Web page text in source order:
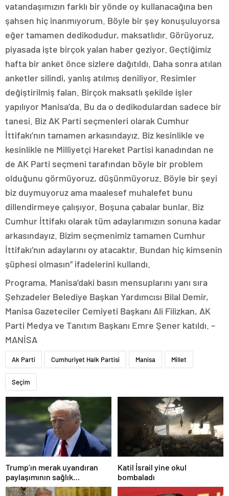
vatandaşımızın farklı bir yönde oy kullanacağına ben
şahsen hiç inanmıyorum. Böyle bir şey konuşuluyorsa
eğer tamamen dedikodudur, maksatlıdır. Görüyoruz,
piyasada işte birçok yalan haber geziyor. Geçtiğimiz
hafta bir anket önce sizlere dağıtıldı. Daha sonra atılan
anketler silindi, yanlış atılmış deniliyor. Resimler
değiştirilmiş falan. Birçok maksatlı şekilde işler
yapılıyor Manisa’da. Bu da o dedikodulardan sadece bir
tanesi. Biz AK Parti seçmenleri olarak Cumhur
İttifakı’nın tamamen arkasındayız. Biz kesinlikle ve
kesinlikle ne Milliyetçi Hareket Partisi kanadından ne
de AK Parti seçmeni tarafından böyle bir problem
olduğunu görmüyoruz, düşünmüyoruz. Böyle bir şeyi
biz duymuyoruz ama maalesef muhalefet bunu
dillendirmeye çalışıyor. Boşuna çabalar bunlar. Biz
Cumhur İttifakı olarak tüm adaylarımızın sonuna kadar
arkasındayız. Bizim seçmenimiz tamamen Cumhur
İttifakı’nın adaylarını oy atacaktır. Bundan hiç kimsenin
şüphesi olmasın” ifadelerini kullandı.
Programa, Manisa’daki basın mensuplarını yanı sıra
Şehzadeler Belediye Başkan Yardımcısı Bilal Demir,
Manisa Gazeteciler Cemiyeti Başkanı Ali Filizkan, AK
Parti Medya ve Tanıtım Başkanı Emre Şener katıldı. –
MANİSA
Ak Parti Cumhuriyet Halk Partisi Manisa Millet
Seçim
Trump’ın merak uyandıran
paylaşımının sağlık
sistemiyle ilgili kararname
Katil İsrail yine okul
bombaladı